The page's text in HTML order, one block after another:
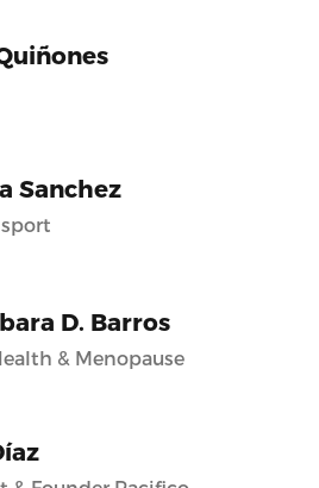
Sanchez
D. Barros
& Menopause